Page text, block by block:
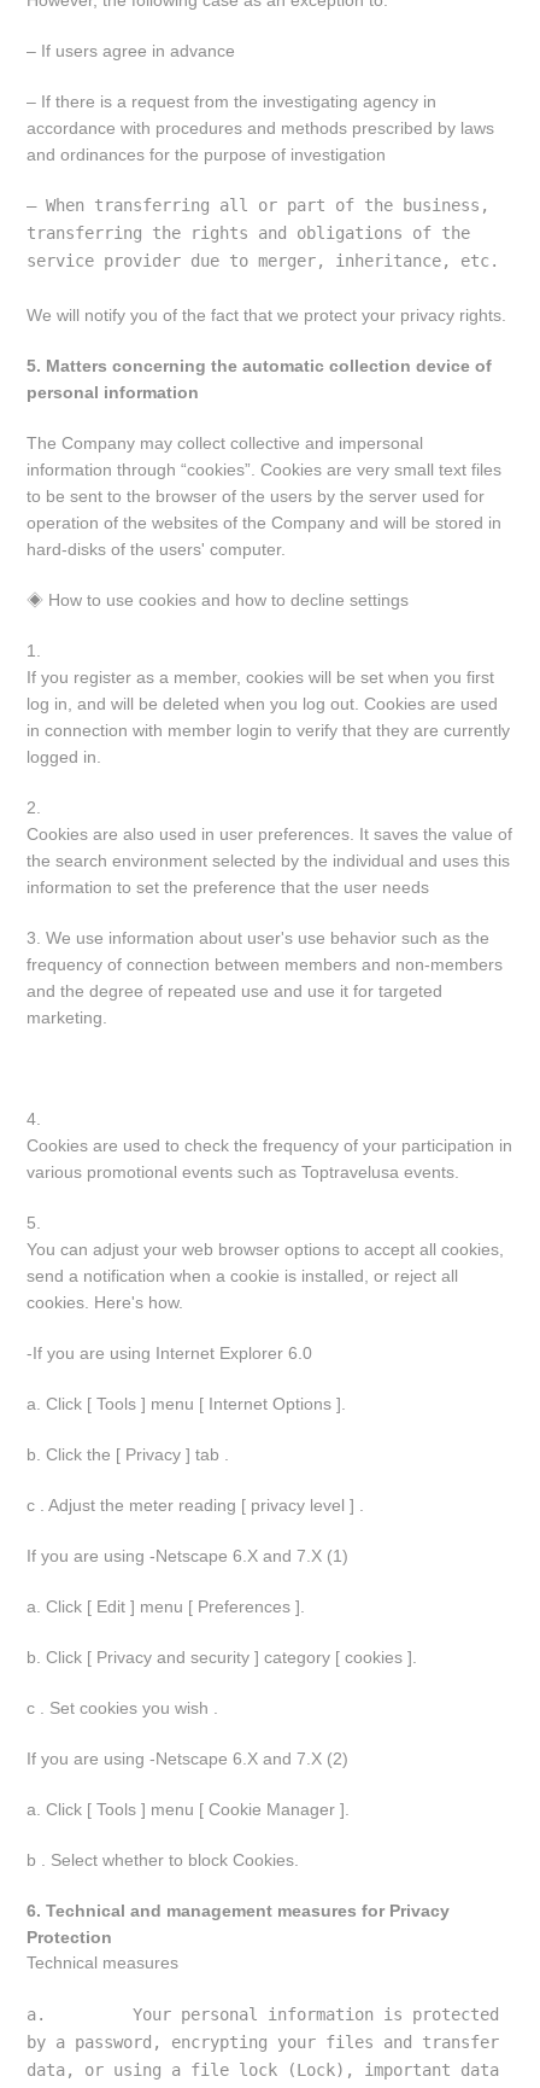
– If users agree in advance
– If there is a request from the investigating agency in
accordance with procedures and methods prescribed by laws
and ordinances for the purpose of investigation
– When transferring all or part of the business,
transferring the rights and obligations of the
service provider due to merger, inheritance, etc.
We will notify you of the fact that we protect your privacy rights.
5. Matters concerning the automatic collection device of
personal information
The Company may collect collective and impersonal
information through “cookies”. Cookies are very small text files
to be sent to the browser of the users by the server used for
operation of the websites of the Company and will be stored in
hard-disks of the users' computer.
◈ How to use cookies and how to decline settings
1.
If you register as a member, cookies will be set when you first
log in, and will be deleted when you log out. Cookies are used
in connection with member login to verify that they are currently
logged in.
2.
Cookies are also used in user preferences. It saves the value of
the search environment selected by the individual and uses this
information to set the preference that the user needs
3. We use information about user's use behavior such as the
frequency of connection between members and non-members
and the degree of repeated use and use it for targeted
marketing.
4.
Cookies are used to check the frequency of your participation in
various promotional events such as Toptravelusa events.
5.
You can adjust your web browser options to accept all cookies,
send a notification when a cookie is installed, or reject all
cookies. Here's how.
-If you are using Internet Explorer 6.0
a. Click [ Tools ] menu [ Internet Options ].
b. Click the [ Privacy ] tab .
c . Adjust the meter reading [ privacy level ] .
If you are using -Netscape 6.X and 7.X (1)
a. Click [ Edit ] menu [ Preferences ].
b. Click [ Privacy and security ] category [ cookies ].
c . Set cookies you wish .
If you are using -Netscape 6.X and 7.X (2)
a. Click [ Tools ] menu [ Cookie Manager ].
b . Select whether to block Cookies.
6. Technical and management measures for Privacy
Protection
Technical measures
a.         Your personal information is protected
by a password, encrypting your files and transfer
data, or using a file lock (Lock), important data